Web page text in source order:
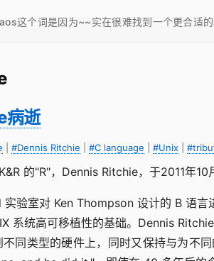
这个词是因为~~实在很难找到一个更合适
病逝
#Dennis Ritchie #C language #Unix
的"R"，Dennis Ritchie，于2011年10
验室对 Ken Thompson 设计的 B 语
系统高可移植性的基础。Dennis
同类型的硬件上，同时又保持与为不